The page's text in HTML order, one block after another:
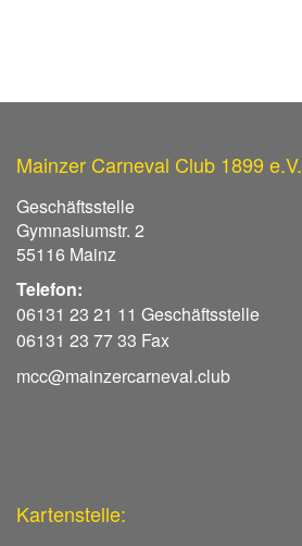
Mainzer Carneval Club 1899 e.V.
Geschäftsstelle
Gymnasiumstr. 2
55116 Mainz
Telefon:
06131 23 21 11 Geschäftsstelle
06131 23 77 33 Fax
mcc@mainzercarneval.club
Kartenstelle: